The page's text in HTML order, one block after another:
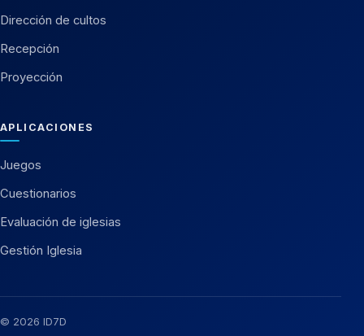
Dirección de cultos
Recepción
Proyección
APLICACIONES
Juegos
Cuestionarios
Evaluación de iglesias
Gestión Iglesia
© 2026 ID7D